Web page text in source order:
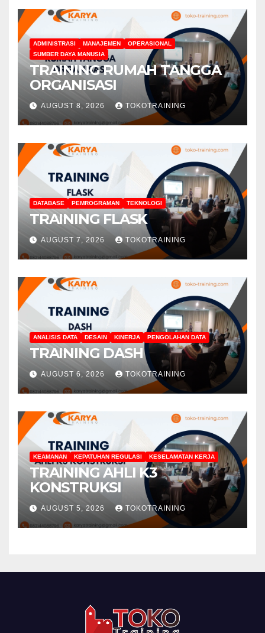
ADMINISTRASI MANAJEMEN
OPERASIONAL
SUMBER DAYA MANUSIA
TRAINING RUMAH TANGGA
ORGANISASI
AUGUST 8, 2026 TOKOTRAINING
DATABASE PEMROGRAMAN TEKNOLOGI
TRAINING FLASK
AUGUST 7, 2026 TOKOTRAINING
ANALISIS DATA DESAIN KINERJA PENGOLAHAN DATA
TRAINING DASH
AUGUST 6, 2026 TOKOTRAINING
KEAMANAN KEPATUHAN REGULASI KESELAMATAN KERJA
TRAINING AHLI K3
KONSTRUKSI
AUGUST 5, 2026 TOKOTRAINING